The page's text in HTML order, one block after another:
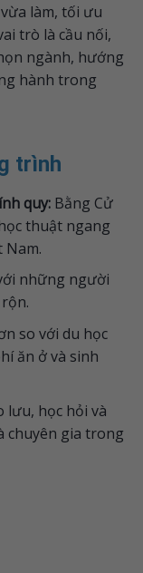
làm, tối ưu
trò là cầu nối,
ngành, hướng
hành trong
trình
quy:Bằng Cử
thuật ngang
Nam.
những người
so với du học
ăn ở và sinh
lưu, học hỏi và
chuyên gia trong